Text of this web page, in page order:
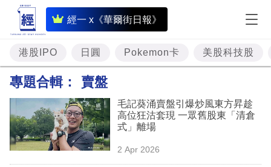
經一 x《華爾街日報》
即
時
財
經
題
投
資
港股IPO 日圓 Pokemon卡 美股科技股
專題合輯： 賣盤
毛記葵涌賣盤引爆炒風東方昇趁
高位狂沽套現 一眾舊股東「清倉
式」離場
2 Apr 2026